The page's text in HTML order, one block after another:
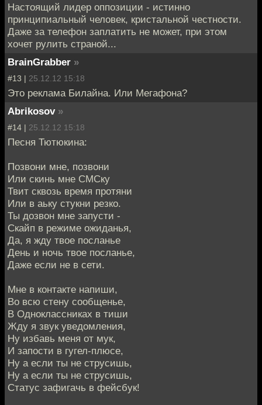
Настоящий лидер оппозиции - истинно
принципиальный человек, кристальной честности.
Даже за телефон заплатить не может, при этом
хочет рулить страной...
BrainGrabber »
#13 | 25.12.12 15:18
Это реклама Билайна. Или Мегафона?
Abrikosov »
#14 | 25.12.12 15:18
Песня Тютюкина:
Позвони мне, позвони
Или скинь мне СМСку
Твит сквозь время протяни
Или в аьку стукни резко.
Ты дозвон мне запусти -
Скайп в режиме ожиданья,
Да, я жду твое посланье
День и ночь твое посланье,
Даже если не в сети.
Мне в контакте напиши,
Во всю стену сообщенье,
В Одноклассниках в тиши
Жду я звук уведомления,
Ну избавь меня от мук,
И запости в гугел-плюсе,
Ну а если ты не струсишь,
Ну а если ты не струсишь,
Статус зафигачь в фейсбук!